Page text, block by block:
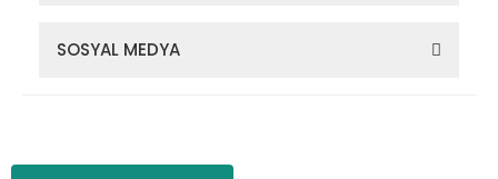
SOSYAL MEDYA